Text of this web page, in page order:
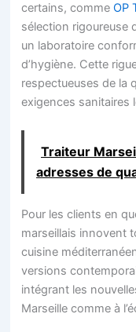
certains, commeOP
sélection rigoureuse
un laboratoire
d’hygiène. Cette
respectueuses de la
exigences sanitaires
Traiteur
adresses de
Pour les clients en
marseillais innovent
cuisine
versions
intégrant les
Marseille comme à